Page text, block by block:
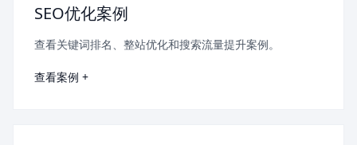
SEO优化案例
查看关键词排名、整站优化和搜索流量提升案例。
查看案例 +